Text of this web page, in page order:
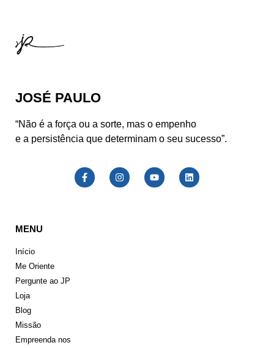
JOSÉ PAULO
“Não é a força ou a sorte, mas o empenho
e a persistência que determinam o seu sucesso”.
MENU
Início
Me Oriente
Pergunte ao JP
Loja
Blog
Missão
Empreenda nos